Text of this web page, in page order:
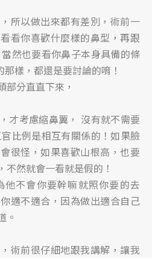
所以做出來都有差別，術前一
看你喜歡什麼樣的鼻型，再跟
然也要看你鼻子本身具備的條
樣，都還是要討論的唷！
部分直直下來，
才考慮縮鼻翼， 沒有就不需要
比例是相互有關係的！如果臉
很怪，如果喜歡山根高，也要
然就會一看就是假的！
不會你要幹嘛就照你要的去
適不適合，因為做出適合自己
。
術前很仔細地跟我講解，讓我